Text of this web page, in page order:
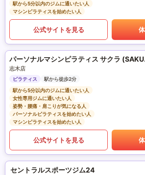
駅から5分以内のジムに通いたい人
マシンピラティスを始めたい人
公式サイトを見る
パー
志木店
ピラティス
駅から徒歩2分
駅から5分以内のジムに通いたい人
女性専用ジムに通いたい人
姿勢・腰痛・肩こりが気になる人
パーソナルピラティスを始めたい人
マシンピラティスを始めたい人
公式サイトを見る
セントラルスポーツジム24